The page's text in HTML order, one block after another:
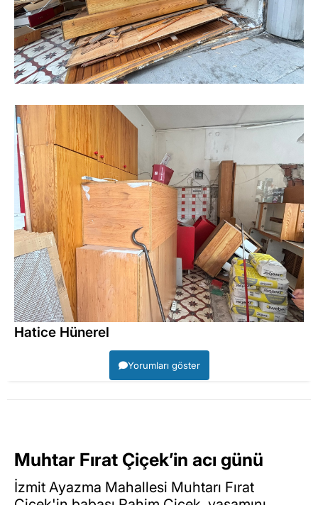
Hatice Hünerel
Yorumları göster
Muhtar Fırat Çiçek’in acı günü
İzmit Ayazma Mahallesi Muhtarı Fırat